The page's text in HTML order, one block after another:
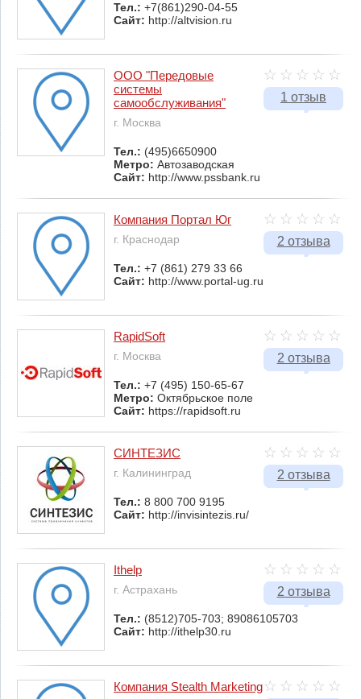
Тел.: +7(861)290-04-55
Сайт: http://altvision.ru
1 отзыв
ООО "Передовые
системы
самообслуживания"
г. Москва
Тел.: (495)6650900
Метро: Автозаводская
Сайт: http://www.pssbank.ru
2 отзыва
Компания Портал Юг
г. Краснодар
Тел.: +7 (861) 279 33 66
Сайт: http://www.portal-ug.ru
2 отзыва
RapidSoft
г. Москва
Тел.: +7 (495) 150-65-67
Метро: Октябрьское поле
Сайт: https://rapidsoft.ru
2 отзыва
СИНТЕЗИС
г. Калининград
Тел.: 8 800 700 9195
Сайт: http://invisintezis.ru/
2 отзыва
Ithelp
г. Астрахань
Тел.: (8512)705-703; 89086105703
Сайт: http://ithelp30.ru
Компания Stealth Marketing